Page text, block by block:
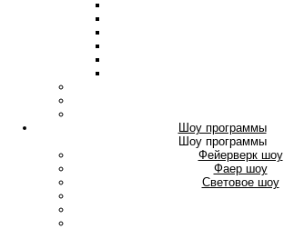
Шоу программы
Шоу программы
Фейерверк шоу
Фаер шоу
Световое шоу